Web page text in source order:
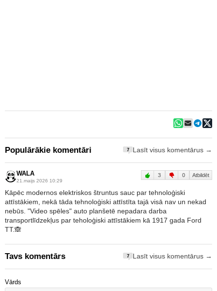
Populārākie komentāri 7 Lasīt visus komentārus →
WALA
21.maijs 2026 10:29
3 0 Atbildēt
Kāpēc modernos elektriskos štruntus sauc par tehnoloģiski
attīstākiem, nekā tāda tehnoloģiski attīstīta tajā visā nav un nekad
nebūs. "Video spēles" auto planšetē nepadara darba
transportlīdzekļus par teholoģiski attīstākiem kā 1917 gada Ford
TT.🙈
Tavs komentārs 7 Lasīt visus komentārus →
Vārds